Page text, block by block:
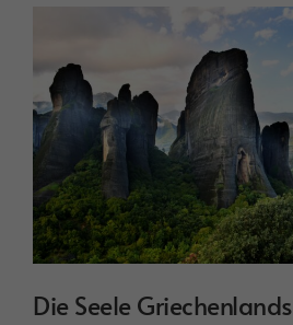
Die Seele Griechenlands